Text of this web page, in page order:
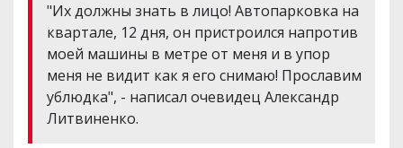
"Их должны знать в лицо! Автопарковка на
квартале, 12 дня, он пристроился напротив
моей машины в метре от меня и в упор
меня не видит как я его снимаю! Прославим
ублюдка", - написал очевидец Александр
Литвиненко.